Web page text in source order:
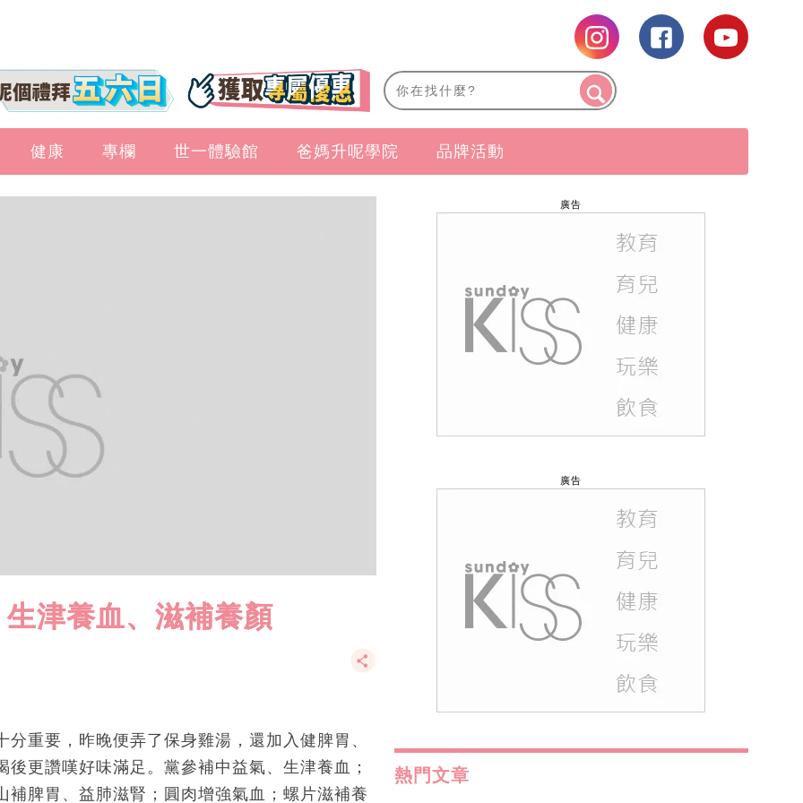
健康 專欄 世一體驗館 爸媽升呢學院 品牌活動
津養血、滋補養顏
重要，昨晚便弄了保身雞湯，還加入健脾胃、
更讚嘆好味滿足。黨參補中益氣、生津養血；
脾胃、益肺滋腎；圓肉增強氣血；螺片滋補養
廣告
廣告
熱門文章